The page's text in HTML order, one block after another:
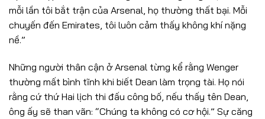
mỗi lần tôi bắt trận của Arsenal, họ thường thất bại. Mỗi
chuyến đến Emirates, tôi luôn cảm thấy không khí nặng
nề.”
Những người thân cận ở Arsenal từng kể rằng Wenger
thường mất bình tĩnh khi biết Dean làm trọng tài. Họ nói
rằng cứ thứ Hai lịch thi đấu công bố, nếu thấy tên Dean,
ông ấy sẽ than vãn: “Chúng ta không có cơ hội.” Sự căng